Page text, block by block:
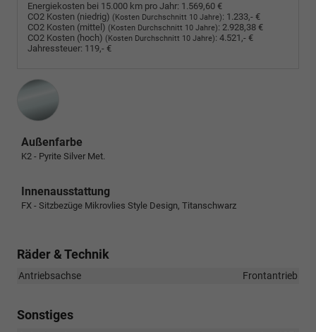
Energiekosten bei 15.000 km pro Jahr: 1.569,60 €
CO2 Kosten (niedrig) (Kosten Durchschnitt 10 Jahre): 1.233,- €
CO2 Kosten (mittel) (Kosten Durchschnitt 10 Jahre): 2.928,38 €
CO2 Kosten (hoch) (Kosten Durchschnitt 10 Jahre): 4.521,- €
Jahressteuer: 119,- €
Außenfarbe
K2 - Pyrite Silver Met.
Innenausstattung
FX - Sitzbezüge Mikrovlies Style Design, Titanschwarz
Räder & Technik
Antriebsachse Frontantrieb
Sonstiges